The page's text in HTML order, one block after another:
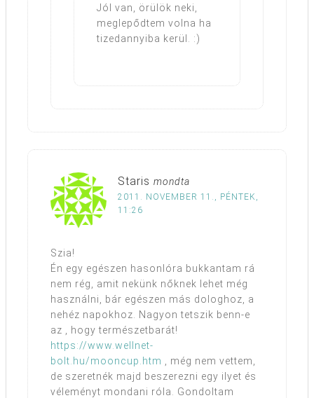
Jól van, örülök neki,
meglepődtem volna ha
tizedannyiba kerül. :)
Staris mondta
2011. NOVEMBER 11., PÉNTEK,
11:26
Szia!
Én egy egészen hasonlóra bukkantam rá
nem rég, amit nekünk nőknek lehet még
használni, bár egészen más dologhoz, a
nehéz napokhoz. Nagyon tetszik benn-e
az , hogy természetbarát!
https://www.wellnet-
bolt.hu/mooncup.htm
, még nem vettem,
de szeretnék majd beszerezni egy ilyet és
véleményt mondani róla. Gondoltam